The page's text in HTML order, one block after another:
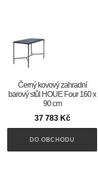
Černý kovový zahradní
barový stůl HOUE Four 160 x
90 cm
37 783 Kč
DO OBCHODU